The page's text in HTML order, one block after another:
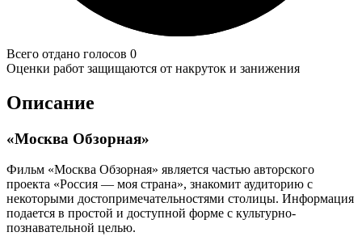
Всего отдано голосов 0
Оценки работ защищаются от накруток и занижения
Описание
«Москва Обзорная»
Фильм «Москва Обзорная» является частью авторского
проекта «Россия — моя страна», знакомит аудиторию с
некоторыми достопримечательностями столицы. Информация
подается в простой и доступной форме с культурно-
познавательной целью.